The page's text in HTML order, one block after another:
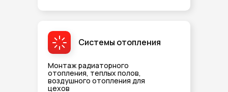
Монтаж радиаторного
отопления, теплых полов,
воздушного отопления для
цехов
Системы отопления